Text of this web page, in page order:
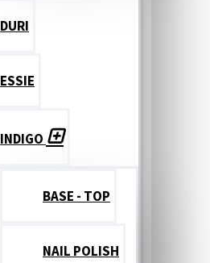
DURI
ESSIE
INDIGO
BASE - TOP
NAIL POLISH